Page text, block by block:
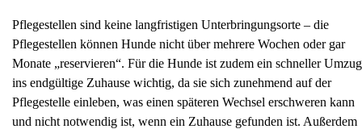
Pflegestellen sind keine langfristigen Unterbringungsorte – die
Pflegestellen können Hunde nicht über mehrere Wochen oder gar
Monate „reservieren“. Für die Hunde ist zudem ein schneller Umzug
ins endgültige Zuhause wichtig, da sie sich zunehmend auf der
Pflegestelle einleben, was einen späteren Wechsel erschweren kann
und nicht notwendig ist, wenn ein Zuhause gefunden ist. Außerdem